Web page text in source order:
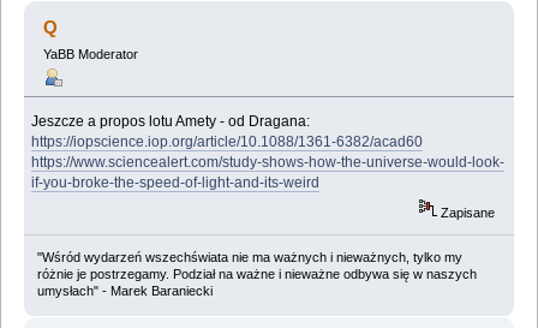
Q
YaBB Moderator
Jeszcze a propos lotu Amety - od Dragana:
https://iopscience.iop.org/article/10.1088/1361-6382/acad60
https://www.sciencealert.com/study-shows-how-the-universe-would-look-
if-you-broke-the-speed-of-light-and-its-weird
Zapisane
"Wśród wydarzeń wszechświata nie ma ważnych i nieważnych, tylko my
różnie je postrzegamy. Podział na ważne i nieważne odbywa się w naszych
umysłach" - Marek Baraniecki